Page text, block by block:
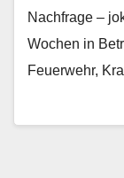
Nachfrage –
Wochen in
Feuerwehr,